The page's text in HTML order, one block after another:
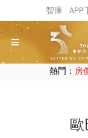
熱門： 房
歐